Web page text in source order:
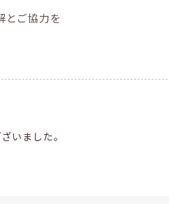
とご協力を
いました。